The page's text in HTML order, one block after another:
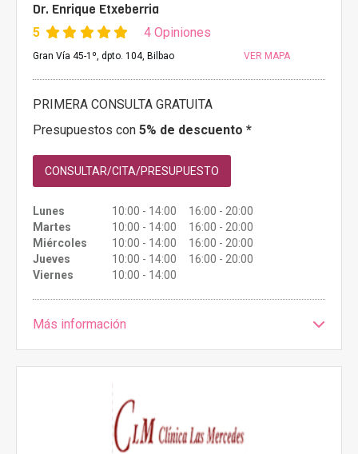
Dr. Enrique Etxeberria
5 4 Opiniones
Gran Vía 45-1º, dpto. 104, Bilbao VER MAPA
PRIMERA CONSULTA GRATUITA
Presupuestos con 5% de descuento *
CONSULTAR/CITA/PRESUPUESTO
Lunes
10:00 - 14:00 16:00 - 20:00
Martes
10:00 - 14:00 16:00 - 20:00
Miércoles
10:00 - 14:00 16:00 - 20:00
Jueves
10:00 - 14:00 16:00 - 20:00
Viernes
10:00 - 14:00
Más información